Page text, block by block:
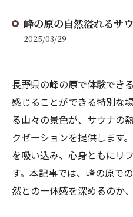
峰の原の自然溢れるサ
2025/03/29
長野県の峰の原で体験でき
感じることができる特別な
る山々の景色が、サウナの
クゼーションを提供します
を吸い込み、心身ともにリ
す。本記事では、峰の原で
然との一体感を深めるのか